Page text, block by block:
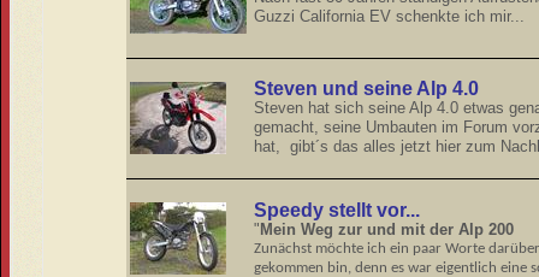
Guzzi California EV schenkte ich mir...
Steven und seine Alp 4.0
Steven hat sich seine Alp 4.0 etwas
gemacht, seine Umbauten im Forum
hat, gibt´s das alles jetzt hier zum
Speedy stellt vor...
" Mein Weg zur und mit der Alp 200
Zunächst möchte ich ein paar Worte
gekommen bin, denn es war eigentlich eine